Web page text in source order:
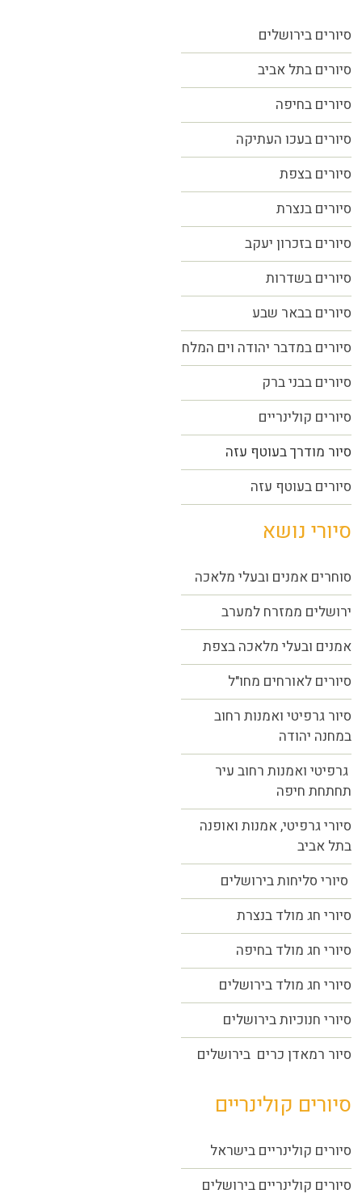
סיורים בירושלים
סיורים בתל אביב
סיורים בחיפה
סיורים בעכו העתיקה
סיורים בצפת
סיורים בנצרת
סיורים בזכרון יעקב
סיורים בשדרות
סיורים בבאר שבע
סיורים במדבר יהודה וים המלח
סיורים בבני ברק
סיורים קולינריים
סיור מודרך בעוטף עזה
סיורים בעוטף עזה
סיורי נושא
סוחרים אמנים ובעלי מלאכה
ירושלים ממזרח למערב
אמנים ובעלי מלאכה בצפת
סיורים לאורחים מחו"ל
סיור גרפיטי ואמנות רחוב
במחנה יהודה
גרפיטי ואמנות רחוב עיר
תחתחת חיפה
סיורי גרפיטי, אמנות ואופנה
בתל אביב
סיורי סליחות בירושלים
סיורי חג מולד בנצרת
סיורי חג מולד בחיפה
סיורי חג מולד בירושלים
סיורי חנוכיות בירושלים
סיור רמאדן כרים בירושלים
סיורים קולינריים
סיורים קולינריים בישראל
סיורים קולינריים בירושלים